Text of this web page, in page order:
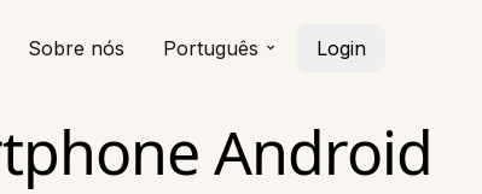
Sobre nós Português Login
Android